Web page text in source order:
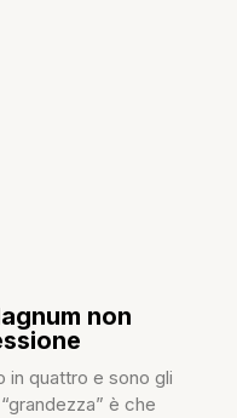
non
in quattro e sono gli
è che